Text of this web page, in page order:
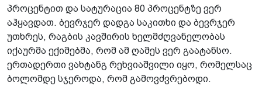
პროცენტით და სატურაცია 80 პროცენტზე ვერ
აჰყავდათ. ბევრჯერ დადგა საკითხი და ბევრჯერ
უთხრეს, რაგბის კავშირის ხელმძღვანელობას
იქაურმა ექიმებმა, რომ ამ ღამეს ვერ გაატანსო.
ერთადერთი ვახტანგ რეხვიაშვილი იყო, რომელსაც
ბოლომდე სჯეროდა, რომ გამოვძვრებოდი.